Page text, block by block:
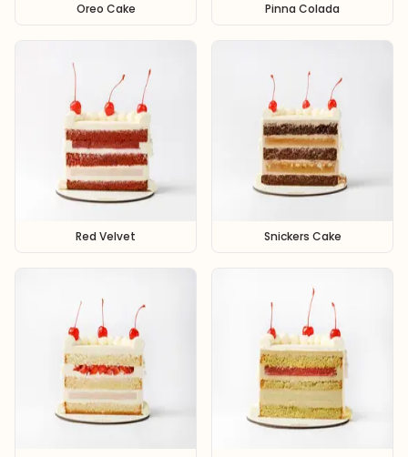
Oreo Cake Pinna Colada
Red Velvet Snickers Cake